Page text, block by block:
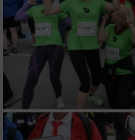
Erstellung von Profilen für
Werbung
Verwendung von Profilen
personalisierter Werbung
Erstellung von Profilen zur
von Inhalten
Verwendung von Profilen zur
personalisierter Inhalte